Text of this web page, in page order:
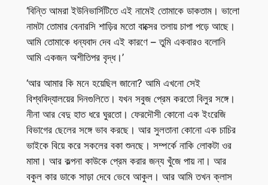
‘বিন্তি আমরা ইউনিভার্সিটিতে এই নামেই তোমাকে ডাকতাম। ভালো
নামটা তোমার বেনারসি শাড়ির মতো বাক্সের তলায় চাপা পড়ে আছে।
আমি তোমাকে ধন্যবাদ দেব এই কারণে – তুমি একবারও বলোনি
আমি একজন অশীতিপর বৃদ্ধ।’
‘আর আমার কি মনে হয়েছিল জানো? আমি এখনো সেই
বিশ্ববিদ্যালয়ের দিনগুলিতে। যখন সবুজ প্রেম করতো বিলুর সঙ্গে।
নীনা আর বেদু হাত ধরে ঘুরতো। ফেরদৌসী কোনো এক ইংরেজি
বিভাগের ছেলের সঙ্গে ভাব করছে। আর সুলতানা কোনো এক চাচির
ভাইকে বিয়ে করে সকলের বকা শুনছে। সম্পর্কে নাকি লোকটা ওর
মামা। আর কল্পনা কাউকে প্রেম করার জন্য খুঁজে পায় না। আর
বকুল কার ডাকে সাড়া দেবে ভেবে আকুল। আর আমি তখন ক্লাস